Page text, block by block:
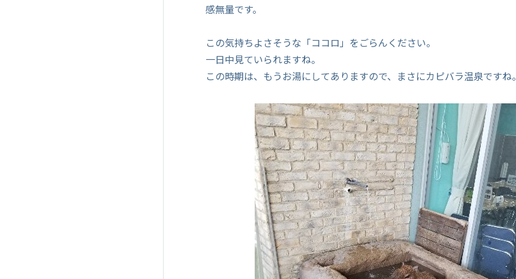
感無量です。
この気持ちよさそうな「ココロ」をごらんください。
一日中見ていられますね。
この時期は、もうお湯にしてありますので、まさにカピバラ温泉ですね。